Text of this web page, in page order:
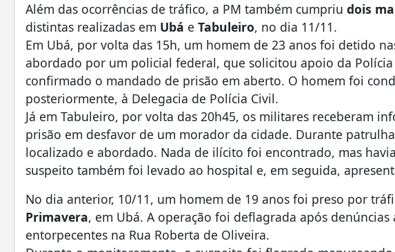
Além das ocorrências de tráfico, a PM também cumpriu dois
distintas realizadas em Ubá e Tabuleiro, no dia 11/11.
Em Ubá, por volta das 15h, um homem de 23 anos foi detido
abordado por um policial federal, que solicitou apoio da Polícia
confirmado o mandado de prisão em aberto. O homem foi
posteriormente, à Delegacia de Polícia Civil.
Já em Tabuleiro, por volta das 20h45, os militares receberam
prisão em desfavor de um morador da cidade. Durante
localizado e abordado. Nada de ilícito foi encontrado, mas
suspeito também foi levado ao hospital e, em seguida,
No dia anterior, 10/11, um homem de 19 anos foi preso por
Primavera, em Ubá. A operação foi deflagrada após
entorpecentes na Rua Roberta de Oliveira.